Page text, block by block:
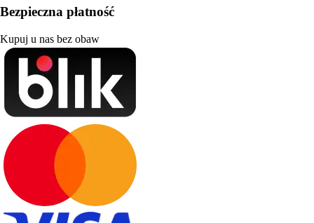
Bezpieczna płatność
Kupuj u nas bez obaw